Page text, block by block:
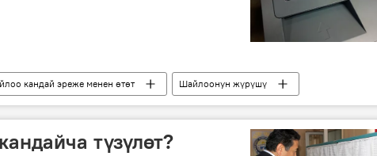
кандай эреже менен өтөт
Шайлоонун жүрүшү
шайлоо
саясий партиялар
түзүлөт?